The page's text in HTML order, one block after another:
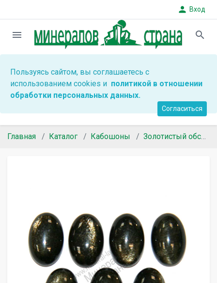
person Вход
menu search
Пользуясь сайтом, вы соглашаетесь с
использованием cookies и политикой в отношении
обработки персональных данных.
Согласиться
Главная Каталог Кабошоны Золотистый обсидиан